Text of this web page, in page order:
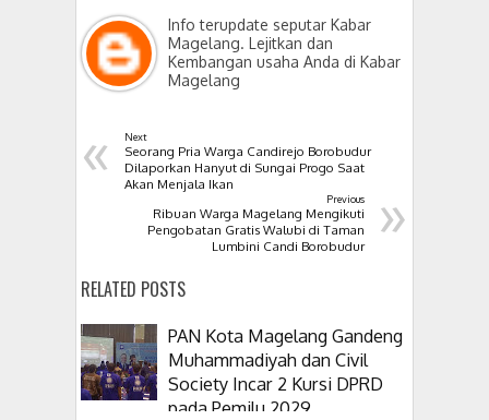
Info terupdate seputar Kabar
Magelang. Lejitkan dan
Kembangan usaha Anda di Kabar
Magelang
« Next
Seorang Pria Warga Candirejo Borobudur
Dilaporkan Hanyut di Sungai Progo Saat
Akan Menjala Ikan
»
Previous
Ribuan Warga Magelang Mengikuti
Pengobatan Gratis Walubi di Taman
Lumbini Candi Borobudur
RELATED POSTS
PAN Kota Magelang Gandeng
Muhammadiyah dan Civil
Society Incar 2 Kursi DPRD
pada Pemilu 2029